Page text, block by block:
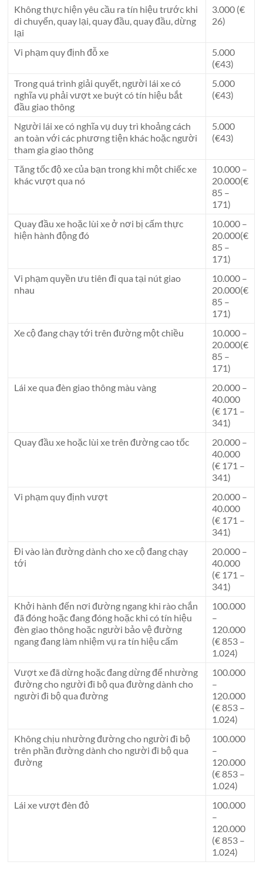
Không thực hiện yêu cầu ra tín hiệu trước khi
di chuyển, quay lại, quay đầu, quay đầu, dừng
lại
3.000 (€
26)
Vi phạm quy định đỗ xe
5.000
(€43)
Trong quá trình giải quyết, người lái xe có
nghĩa vụ phải vượt xe buýt có tín hiệu bắt
đầu giao thông
5.000
(€43)
Người lái xe có nghĩa vụ duy trì khoảng cách
an toàn với các phương tiện khác hoặc người
tham gia giao thông
5.000
(€43)
Tăng tốc độ xe của bạn trong khi một chiếc xe
khác vượt qua nó
10.000 –
20.000(€
85 –
171)
Quay đầu xe hoặc lùi xe ở nơi bị cấm thực
hiện hành động đó
10.000 –
20.000(€
85 –
171)
Vi phạm quyền ưu tiên đi qua tại nút giao
nhau
10.000 –
20.000(€
85 –
171)
Xe cộ đang chạy tới trên đường một chiều
10.000 –
20.000(€
85 –
171)
Lái xe qua đèn giao thông màu vàng
20.000 –
40.000
(€ 171 –
341)
Quay đầu xe hoặc lùi xe trên đường cao tốc
20.000 –
40.000
(€ 171 –
341)
Vi phạm quy định vượt
20.000 –
40.000
(€ 171 –
341)
Đi vào làn đường dành cho xe cộ đang chạy
tới
20.000 –
40.000
(€ 171 –
341)
Khởi hành đến nơi đường ngang khi rào chắn
đã đóng hoặc đang đóng hoặc khi có tín hiệu
đèn giao thông hoặc người bảo vệ đường
ngang đang làm nhiệm vụ ra tín hiệu cấm
100.000
–
120.000
(€ 853 –
1.024)
Vượt xe đã dừng hoặc đang dừng để nhường
đường cho người đi bộ qua đường dành cho
người đi bộ qua đường
100.000
–
120.000
(€ 853 –
1.024)
Không chịu nhường đường cho người đi bộ
trên phần đường dành cho người đi bộ qua
đường
100.000
–
120.000
(€ 853 –
1.024)
Lái xe vượt đèn đỏ
100.000
–
120.000
(€ 853 –
1.024)